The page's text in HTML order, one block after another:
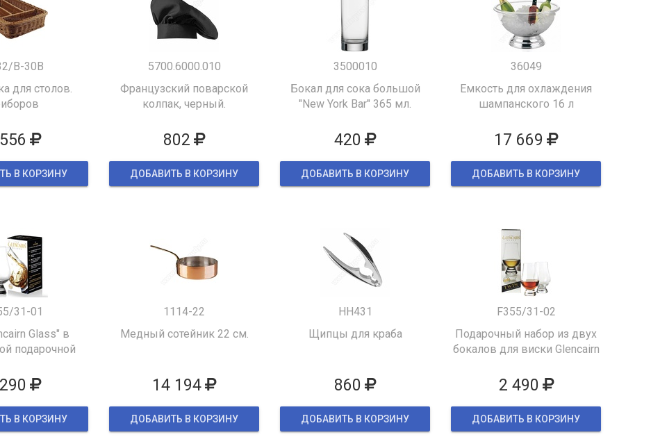
B-30B
для столов.
В КОРЗИНУ
5700.6000.010
Французский поварской
колпак, черный.
802
ДОБАВИТЬ В КОРЗИНУ
3500010
Бокал для сока большой
"New York Bar" 365 мл.
420
ДОБАВИТЬ В КОРЗИНУ
36049
Емкость для охлаждения
шампанского 16 л
17 669
ДОБАВИТЬ В КОРЗИНУ
31-01
Glass" в
подарочной
В КОРЗИНУ
1114-22
Медный сотейник 22 см.
14 194
ДОБАВИТЬ В КОРЗИНУ
HH431
Щипцы для краба
860
ДОБАВИТЬ В КОРЗИНУ
F355/31-02
Подарочный набор из двух
бокалов для виски Glencairn
2 490
ДОБАВИТЬ В КОРЗИНУ